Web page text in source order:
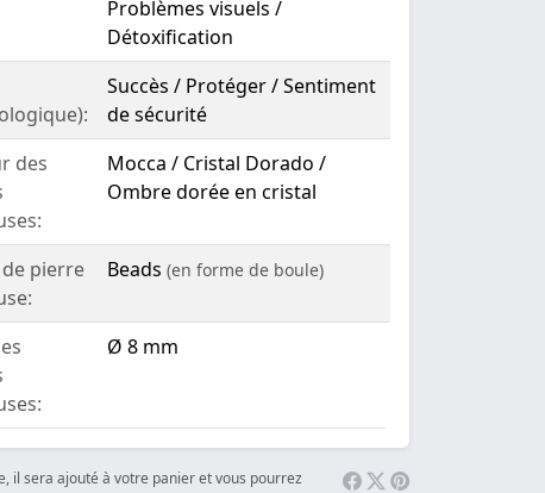
Problèmes visuels /
Détoxification
Succès / Protéger / Sentiment
de sécurité
des
Mocca / Cristal Dorado /
Ombre dorée en cristal
pierre
Beads (en forme de boule)
Ø 8 mm
il sera ajouté à votre panier et vous pourrez